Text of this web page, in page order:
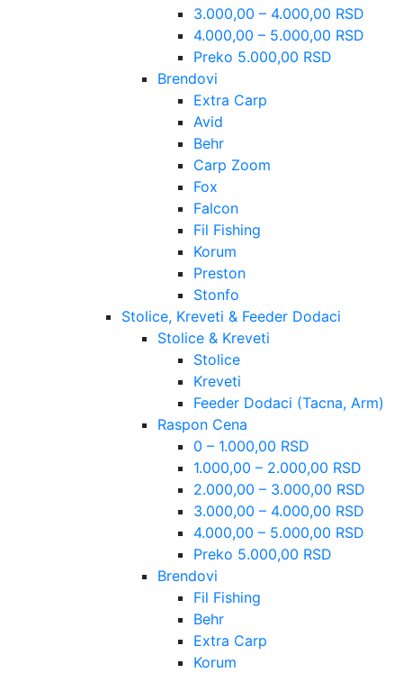
3.000,00 – 4.000,00 RSD
4.000,00 – 5.000,00 RSD
Preko 5.000,00 RSD
Brendovi
Extra Carp
Avid
Behr
Carp Zoom
Fox
Falcon
Fil Fishing
Korum
Preston
Stonfo
Stolice, Kreveti & Feeder Dodaci
Stolice & Kreveti
Stolice
Kreveti
Feeder Dodaci (Tacna, Arm)
Raspon Cena
0 – 1.000,00 RSD
1.000,00 – 2.000,00 RSD
2.000,00 – 3.000,00 RSD
3.000,00 – 4.000,00 RSD
4.000,00 – 5.000,00 RSD
Preko 5.000,00 RSD
Brendovi
Fil Fishing
Behr
Extra Carp
Korum